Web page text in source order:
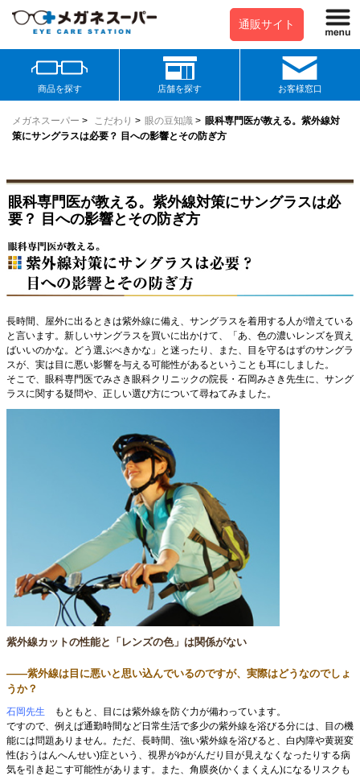
通販サイト
商品を探す 店舗を探す お客様窓口
メガネスーパー > こだわり > 眼の豆知識 > 眼科専門医が教える。紫外線対
策にサングラスは必要？ 目への影響とその防ぎ方
眼科専門医が教える。紫外線対策にサングラスは必
要？ 目への影響とその防ぎ方
長時間、屋外に出るときは紫外線に備え、サングラスを着用する人が増えている
と言います。新しいサングラスを買いに出かけて、「あ、色の濃いレンズを買え
ばいいのかな。どう選ぶべきかな」と迷ったり、また、目を守るはずのサングラ
スが、実は目に悪い影響を与える可能性があるということも耳にしました。
そこで、眼科専門医でみさき眼科クリニックの院長・石岡みさき先生に、サング
ラスに関する疑問や、正しい選び方について尋ねてみました。
紫外線カットの性能と「レンズの色」は関係がない
――紫外線は目に悪いと思い込んでいるのですが、実際はどうなのでしょ
うか？
石岡先生
もともと、目には紫外線を防ぐ力が備わっています。
ですので、例えば通勤時間など日常生活で多少の紫外線を浴びる分には、目の機
能には問題ありません。ただ、長時間、強い紫外線を浴びると、白内障や黄斑変
性(おうはんへんせい)症という、視界がゆがんだり目が見えなくなったりする病
気を引き起こす可能性があります。また、角膜炎(かくまくえん)になるリスクも